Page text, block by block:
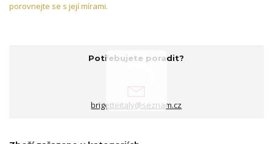
porovnejte se s její mírami.
Potřebujete poradit?
brigetteitaly@seznam.cz